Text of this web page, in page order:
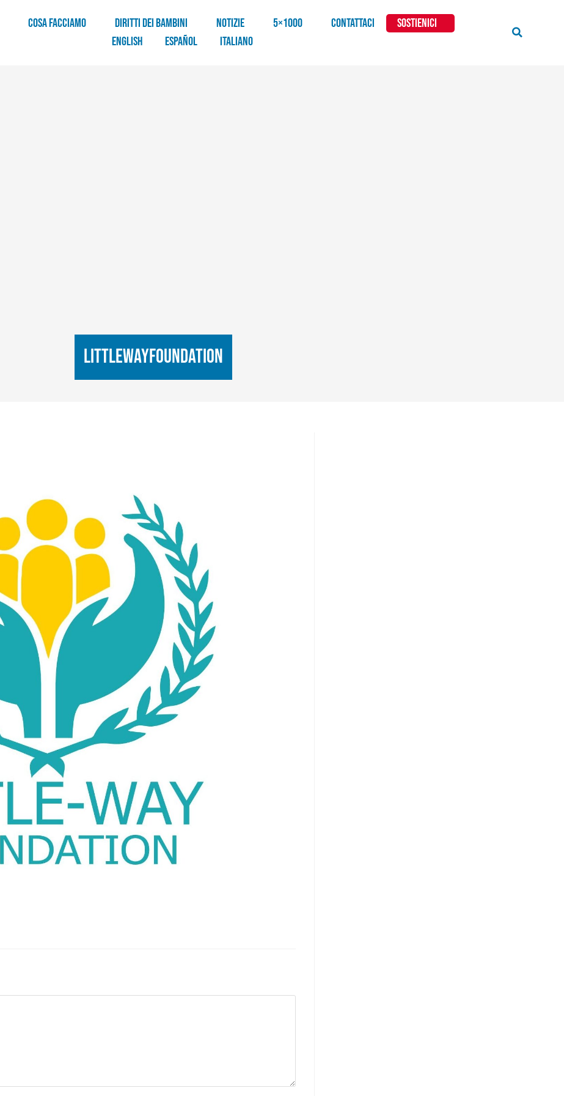
COSA FACCIAMO DIRITTI DEI BAMBINI NOTIZIE 5×1000 CONTATTACI
SOSTIENICI
English
Español Italiano
littlewayfoundation